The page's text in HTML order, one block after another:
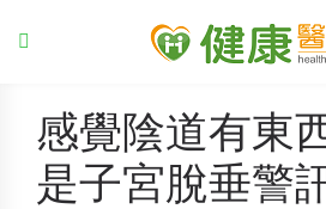
感覺陰道有東
是子宮脫垂